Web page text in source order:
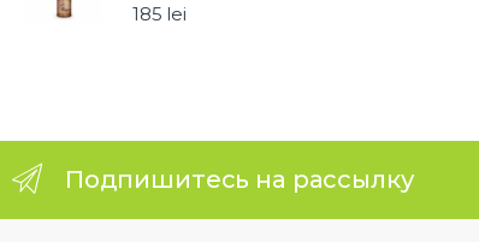
185 lei
Подпишитесь на рассылку